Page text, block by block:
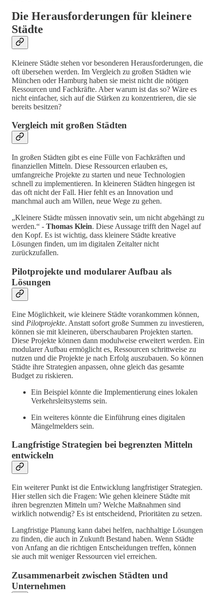
Die Herausforderungen für kleinere
Städte
Kleinere Städte stehen vor besonderen Herausforderungen, die
oft übersehen werden. Im Vergleich zu großen Städten wie
München oder Hamburg haben sie meist nicht die nötigen
Ressourcen und Fachkräfte. Aber warum ist das so? Wäre es
nicht einfacher, sich auf die Stärken zu konzentrieren, die sie
bereits besitzen?
Vergleich mit großen Städten
In großen Städten gibt es eine Fülle von Fachkräften und
finanziellen Mitteln. Diese Ressourcen erlauben es,
umfangreiche Projekte zu starten und neue Technologien
schnell zu implementieren. In kleineren Städten hingegen ist
das oft nicht der Fall. Hier fehlt es an Innovation und
manchmal auch am Willen, neue Wege zu gehen.
„Kleinere Städte müssen innovativ sein, um nicht abgehängt zu
werden.“ - Thomas Klein. Diese Aussage trifft den Nagel auf
den Kopf. Es ist wichtig, dass kleinere Städte kreative
Lösungen finden, um im digitalen Zeitalter nicht
zurückzufallen.
Pilotprojekte und modularer Aufbau als
Lösungen
Eine Möglichkeit, wie kleinere Städte vorankommen können,
sind Pilotprojekte. Anstatt sofort große Summen zu investieren,
können sie mit kleineren, überschaubaren Projekten starten.
Diese Projekte können dann modulweise erweitert werden. Ein
modularer Aufbau ermöglicht es, Ressourcen schrittweise zu
nutzen und die Projekte je nach Erfolg auszubauen. So können
Städte ihre Strategien anpassen, ohne gleich das gesamte
Budget zu riskieren.
Ein Beispiel könnte die Implementierung eines lokalen
Verkehrsleitsystems sein.
Ein weiteres könnte die Einführung eines digitalen
Mängelmelders sein.
Langfristige Strategien bei begrenzten Mitteln
entwickeln
Ein weiterer Punkt ist die Entwicklung langfristiger Strategien.
Hier stellen sich die Fragen: Wie gehen kleinere Städte mit
ihren begrenzten Mitteln um? Welche Maßnahmen sind
wirklich notwendig? Es ist entscheidend, Prioritäten zu setzen.
Langfristige Planung kann dabei helfen, nachhaltige Lösungen
zu finden, die auch in Zukunft Bestand haben. Wenn Städte
von Anfang an die richtigen Entscheidungen treffen, können
sie auch mit weniger Ressourcen viel erreichen.
Zusammenarbeit zwischen Städten und
Unternehmen